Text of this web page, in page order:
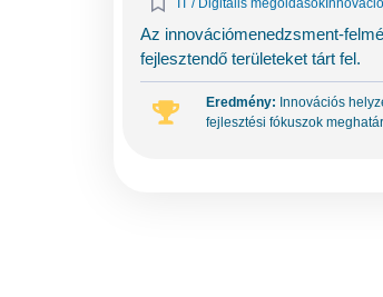
IT / Digitális megoldások Innováció
Az innovációmenedzsment-
fejlesztendő területeket tárt fel.
Eredmény: Innovációs
fejlesztési fókuszok